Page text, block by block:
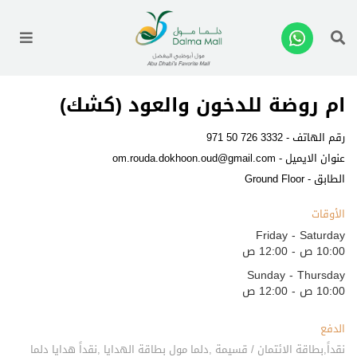
ام روضة للدخون والعود (كشك)
رقم الهاتف -971 50 726 3332
عنوان الايميل - om.rouda.dokhoon.oud@gmail.com
الطابق - Ground Floor
الأوقات
Friday - Saturday
10:00 ص - 12:00 ص
Sunday - Thursday
10:00 ص - 12:00 ص
الدفع
نقداً,بطاقة الائتمان / قسيمة ,دلما مول بطاقة الهدايا ,نقداً هدايا دلما